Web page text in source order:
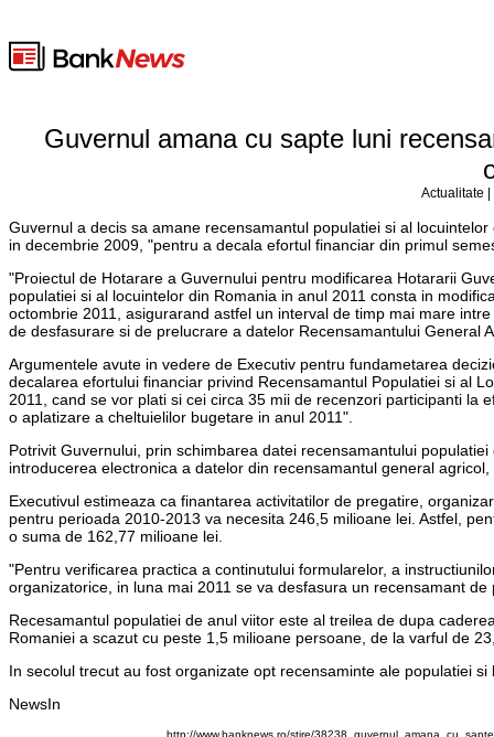
Guvernul amana cu sapte luni
Actualitate
Guvernul a decis sa amane recensamantul populatiei si al
in decembrie 2009, "pentru a decala efortul financiar din primul
"Proiectul de Hotarare a Guvernului pentru modificarea Hotararii
populatiei si al locuintelor din Romania in anul 2011 consta in
octombrie 2011, asigurarand astfel un interval de timp mai mare
de desfasurare si de prelucrare a datelor Recensamantului General
Argumentele avute in vedere de Executiv pentru fundametarea
decalarea efortului financiar privind Recensamantul Populatiei si al
2011, cand se vor plati si cei circa 35 mii de recenzori participanti la
o aplatizare a cheltuielilor bugetare in anul 2011".
Potrivit Guvernului, prin schimbarea datei recensamantului
introducerea electronica a datelor din recensamantul general
Executivul estimeaza ca finantarea activitatilor de pregatire,
pentru perioada 2010-2013 va necesita 246,5 milioane lei. Astfel,
o suma de 162,77 milioane lei.
"Pentru verificarea practica a continutului formularelor, a
organizatorice, in luna mai 2011 se va desfasura un recensamant
Recesamantul populatiei de anul viitor este al treilea de dupa
Romaniei a scazut cu peste 1,5 milioane persoane, de la varful de
In secolul trecut au fost organizate opt recensaminte ale populatiei
NewsIn
http://www.banknews.ro/stire/